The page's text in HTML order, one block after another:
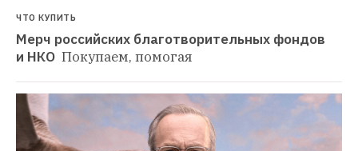
ЧТО КУПИТЬ
Мерч российских благотворительных фондов
и НКО Покупаем, помогая